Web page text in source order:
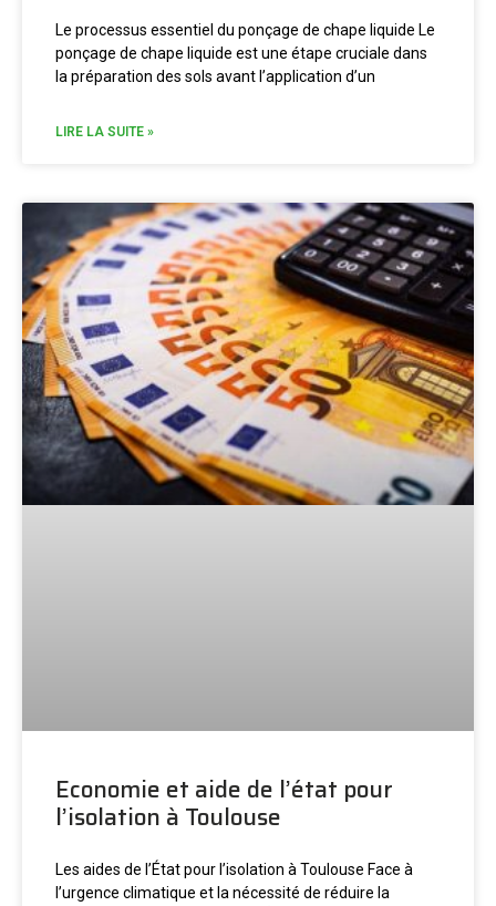
Le processus essentiel du ponçage de chape liquide Le
ponçage de chape liquide est une étape cruciale dans
la préparation des sols avant l’application d’un
LIRE LA SUITE »
Economie et aide de l’état pour
l’isolation à Toulouse
Les aides de l’État pour l’isolation à Toulouse Face à
l’urgence climatique et la nécessité de réduire la